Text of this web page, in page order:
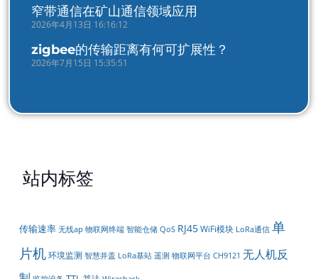
窄带通信在矿山通信领域应用
2026年4月13日 16:16:12
zigbee的传输距离有何可扩展性？
2026年7月15日 15:35:51
站内标签
传输速率 无线ap 物联网终端 智能仓储 QoS RJ45WiFi模块 LoRa通信 单
片机环境监测 智慧井盖 LoRa基站 遥测 物联网平台 CH9121 无人机反